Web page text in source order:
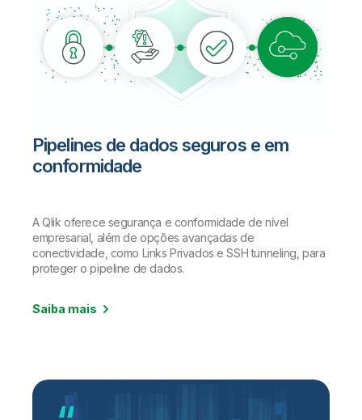
Pipelines de dados seguros e em
conformidade
A Qlik oferece segurança e conformidade de nível
empresarial, além de opções avançadas de
conectividade, como Links Privados e SSH tunneling, para
proteger o pipeline de dados.
Saiba mais